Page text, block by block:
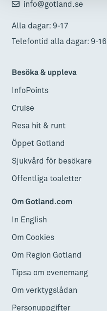
info@gotland.se
Alla dagar: 9-17
Telefontid alla dagar: 9-16
Besöka & uppleva
InfoPoints
Cruise
Resa hit & runt
Öppet Gotland
Sjukvård för besökare
Offentliga toaletter
Om Gotland.com
In English
Om Cookies
Om Region Gotland
Tipsa om evenemang
Om verktygslådan
Personuppgifter